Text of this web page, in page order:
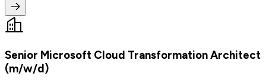
Senior Microsoft Cloud Transformation Architect
(m/w/d)